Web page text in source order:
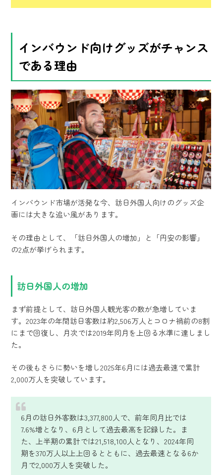
インバウンド向けグッズがチャンス
である理由
インバウンド市場が活発な今、訪日外国人向けのグッズ企
画には大きな追い風があります。
その理由として、「訪日外国人の増加」と「円安の影響」
の2点が挙げられます。
訪日外国人の増加
まず前提として、訪日外国人観光客の数が急増していま
す。2023年の年間訪日客数は約2,506万人とコロナ禍前の8割
にまで回復し、月次では2019年同月を上回る水準に達しまし
た。
その後もさらに勢いを増し2025年6月には過去最速で累計
2,000万人を突破しています。
6月の訪日外客数は3,377,800人で、前年同月比では
7.6%増となり、6月として過去最高を記録した。ま
た、上半期の累計では21,518,100人となり、2024年同
期を370万人以上上回るとともに、過去最速となる6か
月で2,000万人を突破した。